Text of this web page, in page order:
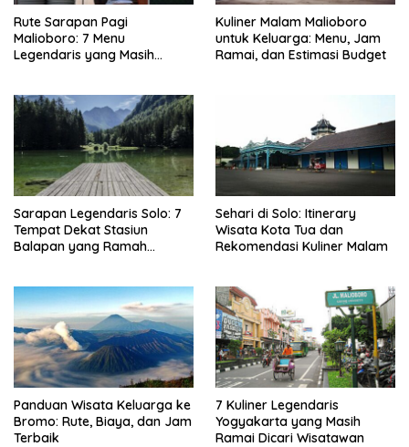
Rute Sarapan Pagi
Malioboro: 7 Menu
Legendaris yang Masih
Kuliner Malam Malioboro
untuk Keluarga: Menu, Jam
Ramai, dan Estimasi Budget
Sarapan Legendaris Solo: 7
Tempat Dekat Stasiun
Balapan yang Ramah
Sehari di Solo: Itinerary
Wisata Kota Tua dan
Rekomendasi Kuliner Malam
Panduan Wisata Keluarga ke
Bromo: Rute, Biaya, dan Jam
Terbaik
7 Kuliner Legendaris
Yogyakarta yang Masih
Ramai Dicari Wisatawan